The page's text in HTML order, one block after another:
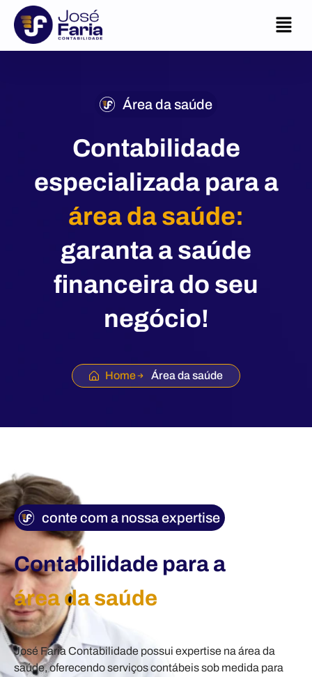
Área da saúde
Contabilidade
especializada para a
área da saúde:
garanta a saúde
financeira do seu
negócio!
Home Área da saúde
conte com a nossa expertise
Contabilidade para a
área da saúde
José Faria Contabilidade possui expertise na área da
saúde, oferecendo serviços contábeis sob medida para